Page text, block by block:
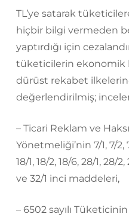
TL’ye satarak
hiçbir bilgi vermeden
yaptırdığı için
tüketicilerin ekonomik
dürüst rekabet
değerlendirilmiş;
– Ticari Reklam ve
Yönetmeliği’nin 7/1, 7/2,
18/1, 18/2, 18/6, 28/1, 28/
ve 32/1 inci maddeleri,
– 6502 sayılı